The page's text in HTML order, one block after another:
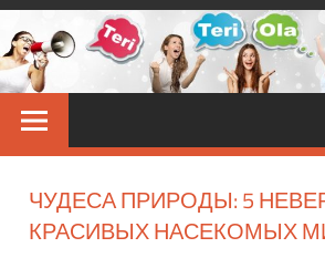
Перейти
к
контенту
Звёздные
новости
ЧУДЕСА ПРИРОДЫ: 5
КРАСИВЫХ НАСЕКОМЫХ